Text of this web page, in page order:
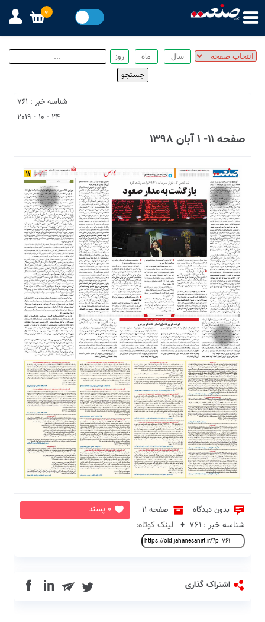
شناسه خبر : 761
24 - 10 - 2019
صفحه ۱۱- ۱ آبان ۱۳۹۸
1
2
3
بدون دیدگاه صفحه 11
0 پسند
شناسه خبر : 761 ♦
لینک کوتاه:
اشتراک گذاری in
0